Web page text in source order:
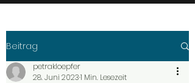
Beitrag
petrakloepfer
28. Juni 20231 Min. Lesezeit